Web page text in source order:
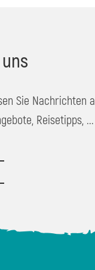
Sie Nachrichten
Reisetipps, ...